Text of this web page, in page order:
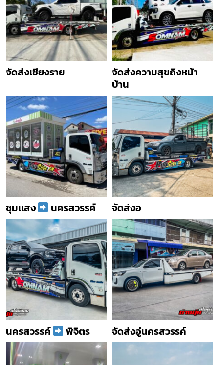
จัดส่งเชียงราย
จัดส่งความสุขถึงหน้า
บ้าน
ชุมเเสง นครสวรรค์ จัดส่งอ
นครสวรรค์ พิจิตร จัดส่งอู่นครสวรรค์